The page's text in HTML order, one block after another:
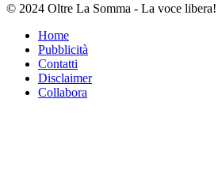
© 2024 Oltre La Somma - La voce libera!
Home
Pubblicità
Contatti
Disclaimer
Collabora